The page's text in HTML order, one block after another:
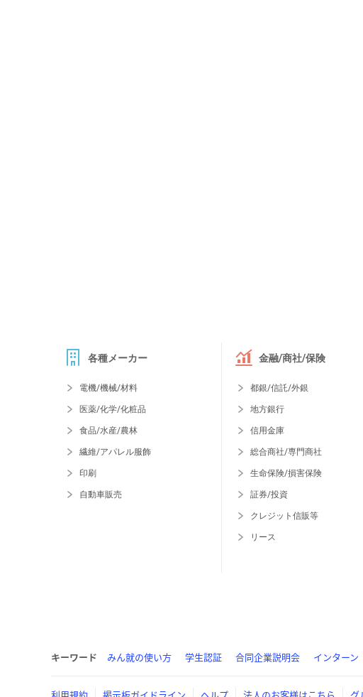
各種メーカー
電機/機械/材料
医薬/化学/化粧品
食品/水産/農林
繊維/アパレル服飾
印刷
自動車販売
金融/商社/保険
都銀/信託/外銀
地方銀行
信用金庫
総合商社/専門商社
生命保険/損害保険
証券/投資
クレジット信販等
リース
キーワード みん就の使い方 学生認証 合同企業説明会 インターン